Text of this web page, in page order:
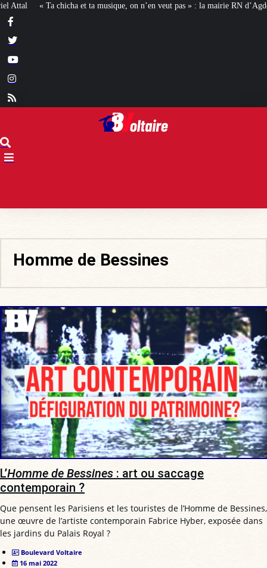
ta musique, on n’en veut pas » : la mairie RN d’Agde face à la meute «
Homme de Bessines
L’Homme de Bessines : art ou saccage
contemporain ?
Que pensent les Parisiens et les touristes de l’Homme de Bessines,
une œuvre de l’artiste contemporain Fabrice Hyber, exposée dans
les jardins du Palais Royal ?
Boulevard Voltaire
16 mai 2022